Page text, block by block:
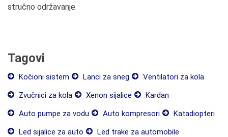
stručno održavanje.
Tagovi
Kočioni sistem Lanci za sneg
Ventilatori za kola
Zvučnici za kola
Xenon sijalice
Kardan
Auto pumpe za vodu
Auto kompresori
Katadiopteri
Led sijalice za auto
Led trake za automobile